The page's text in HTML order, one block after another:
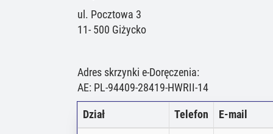
ul. Pocztowa 3
11- 500 Giżycko
Adres skrzynki e-Doręczenia:
AE: PL-94409-28419-HWRII-14
Dział Telefon E-mail